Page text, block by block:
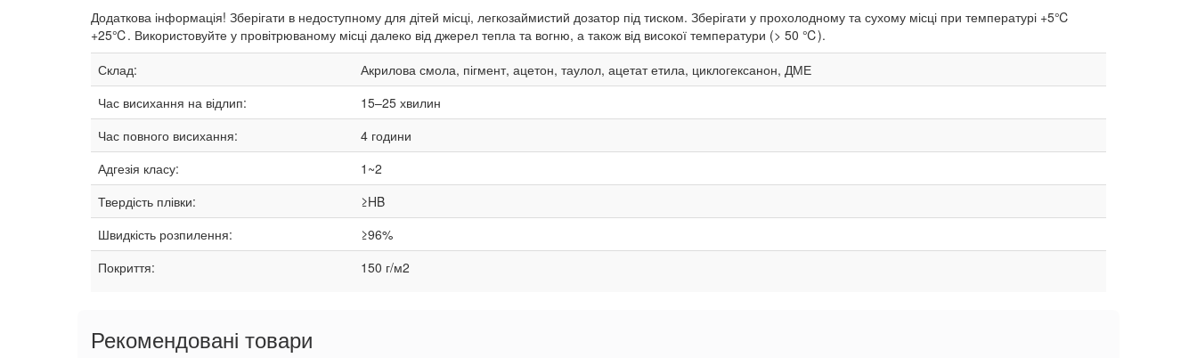
Додаткова інформація! Зберігати в недоступному для дітей місці, легкозаймистий дозатор під тиском. Зберігати у прохолодному та сухому місці при температурі +5℃
+25℃. Використовуйте у провітрюваному місці далеко від джерел тепла та вогню, а також від високої температури (> 50 ℃).
Склад:
Акрилова смола, пігмент, ацетон, таулол, ацетат етила, циклогексанон, ДМЕ
Час висихання на відлип:
15–25 хвилин
Час повного висихання:
4 години
Адгезія класу:
1~2
Твердість плівки:
≥HB
Швидкість розпилення:
≥96%
Покриття:
150 г/м2
Рекомендовані товари